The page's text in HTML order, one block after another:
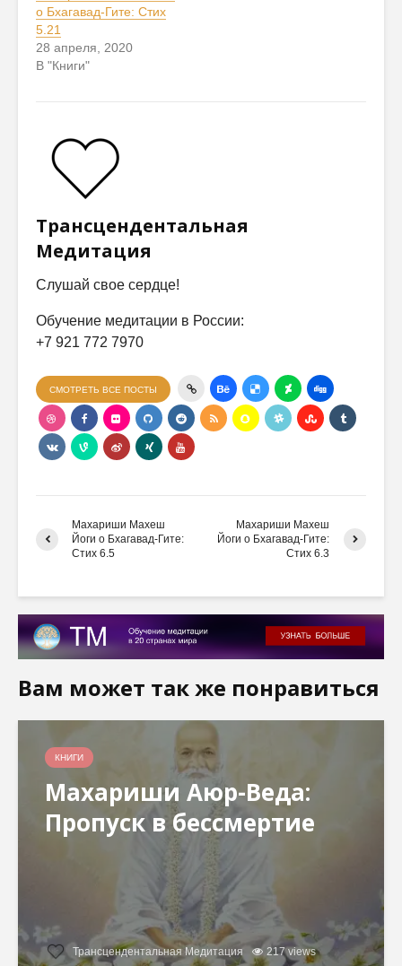
о Бхагавад-Гите: Стих
5.21
28 апреля, 2020
В "Книги"
Трансцендентальная
Медитация
Слушай свое сердце!
Обучение медитации в России:
+7 921 772 7970
СМОТРЕТЬ ВСЕ ПОСТЫ
Махариши Махеш
Йоги о Бхагавад-Гите:
Стих 6.5
Махариши Махеш
Йоги о Бхагавад-Гите:
Стих 6.3
Вам может так же понравиться
КНИГИ
Махариши Аюр-Веда:
Пропуск в бессмертие
Трансцендентальная Медитация 217 views